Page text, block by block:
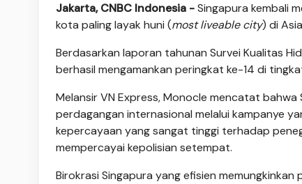
Jakarta, CNBC Indonesia -Singapura kembali
kota paling layak huni (most liveable city) di
Berdasarkan laporan tahunan Survei Kualitas
berhasil mengamankan peringkat ke-14 di
Melansir VN Express, Monocle mencatat
perdagangan internasional melalui kampanye
kepercayaan yang sangat tinggi terhadap
mempercayai kepolisian setempat.
Birokrasi Singapura yang efisien